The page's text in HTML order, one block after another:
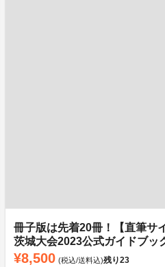
冊子版は先着20冊！【直筆サ
茨城大会2023公式ガイドブッ
¥8,500 (税込/送料込)残り23